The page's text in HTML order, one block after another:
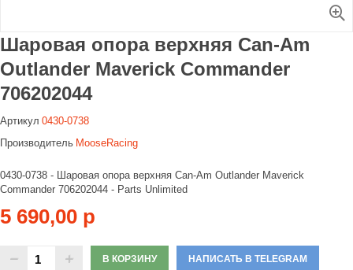
Шаровая опора верхняя Can-Am
Outlander Maverick Commander
706202044
Артикул 0430-0738
Производитель MooseRacing
0430-0738 - Шаровая опора верхняя Can-Am Outlander Maverick
Commander 706202044 - Parts Unlimited
5 690,00 р
В КОРЗИНУ НАПИСАТЬ В TELEGRAM